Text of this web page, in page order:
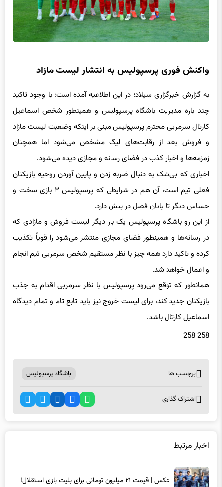
واکنش فوری پرسپولیس به انتشار لیست مازاد
به گزارش خبرگزاری سیلاد؛ در این اطلاعیه آمده است: با وجود تاکید
چند باره مدیریت باشگاه پرسپولیس و همینطور شخص اسماعیل
کارتال سرمربی محترم پرسپولیس مبنی بر اینکه وضعیت لیست مازاد
و فروش بعد از رقابت‌های لیگ مشخص می‌شود اما همچنان
زمزمه‌ها و اخبار کذب در فضای رسانه و مجازی دیده می‌شود.
اخباری که بی‌شک به دنبال ضربه زدن و پایین آوردن روحیه بازیکنان
فعلی تیم است، آن هم در شرایطی که پرسپولیس ۳ بازی سخت و
حساس دیگر تا پایان فصل در پیش دارد.
از این رو باشگاه پرسپولیس یک بار دیگر لیست فروش و مازادی که
در رسانه‌ها و همینطور فضای مجازی منتشر می‌شود را قویاً تکذیب
کرده و تاکید دارد همه چیز با نظر مستقیم شخص سرمربی تیم انجام
و اعمال خواهد شد.
همانطور که توقع می‌رود پرسپولیس با نظر سرمربی اقدام به جذب
بازیکنان جدید کند، برای لیست خروج نیز باید تابع تام و تمام دیدگاه
اسماعیل کارتال باشد.
258 258
برچسب ها باشگاه پرسپولیس
اشتراک گذاری
اخبار مرتبط
عکس | قیمت ۲۱ میلیون تومانی برای بلیت بازی استقلال!